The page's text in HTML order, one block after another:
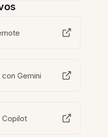
Gemini
Copilot